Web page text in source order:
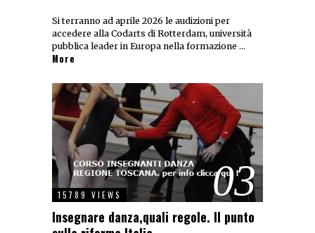
Si terranno ad aprile 2026 le audizioni per
accedere alla Codarts di Rotterdam, università
pubblica leader in Europa nella formazione …
More
03
15789 VIEWS
Insegnare danza,quali regole. Il punto